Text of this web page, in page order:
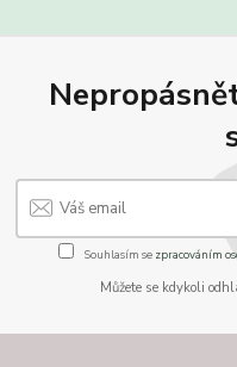
Souhlasím se zpracováním
Můžete se kdykoli